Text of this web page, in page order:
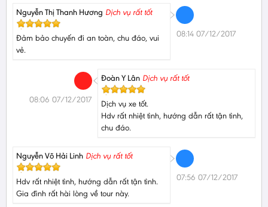
Nguyễn Thị Thanh Hương Dịch vụ rất tốt
Đảm bảo chuyến đi an toàn, chu đáo, vui
vẻ.
08:14 07/12/2017
Đoàn Y Lân Dịch vụ rất tốt
Dịch vụ xe tốt.
Hdv rất nhiệt tình, hướng dẫn rất tận tình,
chu đáo.
08:06 07/12/2017
Nguyễn Võ Hải Linh Dịch vụ rất tốt
Hdv rất nhiệt tình, hướng dẫn rất tận tình.
Gia đình rất hài lòng về tour này.
07:56 07/12/2017